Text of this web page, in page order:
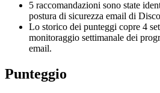
5 raccomandazioni sono state
postura di sicurezza email di
Lo storico dei punteggi copre 4
monitoraggio settimanale dei
email.
Punteggio